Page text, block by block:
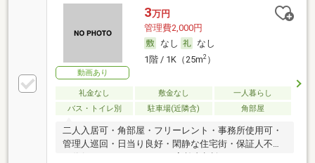
動画あり
3万円
管理費2,000円
なし
なし
1階 / 1K（25m2）
礼金なし 敷金なし
一人暮らし
バス・トイレ別
駐車場(近隣含) 角部屋
二人入居可・角部屋・フリーレント・事務所使用可・
管理人巡回・日当り良好・閑静な住宅街・保証人不要
／代行 ・ルームシェア可・高齢者相談